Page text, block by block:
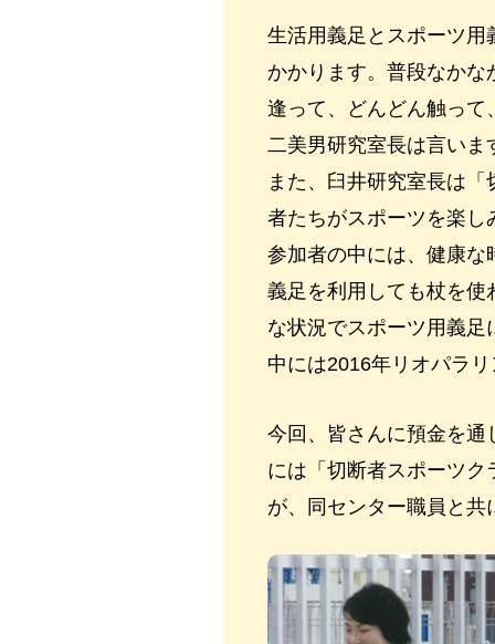
生活用義足とスポーツ用
かかります。普段なかな
逢って、どんどん触って
二美男研究室長は言いま
また、臼井研究室長は
者たちがスポーツを楽し
参加者の中には、健康な
義足を利用しても杖を使
な状況でスポーツ用義
中には2016年リオパラ
今回、皆さんに預金を通
には「切断者スポーツ
が、同センター職員と